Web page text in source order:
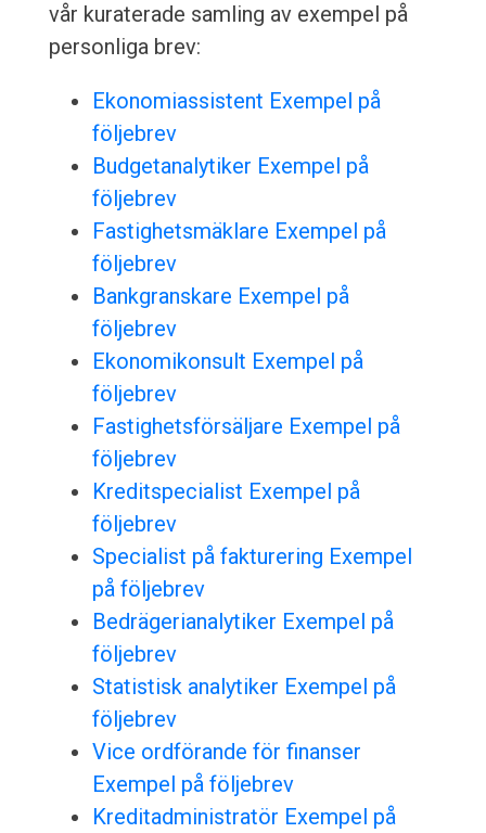
vår kuraterade samling av exempel på
personliga brev:
Ekonomiassistent Exempel på
följebrev
Budgetanalytiker Exempel på
följebrev
Fastighetsmäklare Exempel på
följebrev
Bankgranskare Exempel på
följebrev
Ekonomikonsult Exempel på
följebrev
Fastighetsförsäljare Exempel på
följebrev
Kreditspecialist Exempel på
följebrev
Specialist på fakturering Exempel
på följebrev
Bedrägerianalytiker Exempel på
följebrev
Statistisk analytiker Exempel på
följebrev
Vice ordförande för finanser
Exempel på följebrev
Kreditadministratör Exempel på